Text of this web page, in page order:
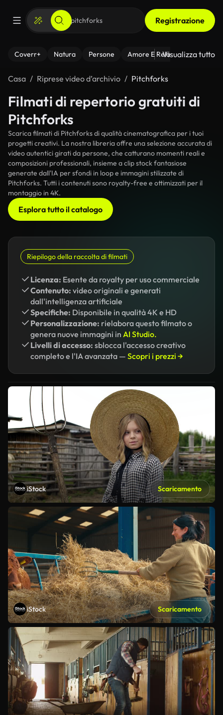
Registrazione
Coverr+ Natura Persone Amore E Relazioni Il
Visualizza tutto
Casa Riprese video d’archivio Pitchforks
Filmati di repertorio gratuiti di
Pitchforks
Scarica filmati di Pitchforks di qualità cinematografica per i tuoi
progetti creativi. La nostra libreria offre una selezione accurata di
video autentici girati da persone, che catturano momenti reali e
composizioni professionali, insieme a clip stock fantasiose
generate dall'IA per sfondi in loop e immagini stilizzate di
Pitchforks. Tutti i contenuti sono royalty-free e ottimizzati per il
montaggio in 4K.
Esplora tutto il catalogo
Riepilogo della raccolta di filmati
Licenza: Esente da royalty per uso commerciale
Contenuto: video originali e generati
dall'intelligenza artificiale
Specifiche: Disponibile in qualità 4K e HD
Personalizzazione: rielabora questo filmato o
genera nuove immagini in AI Studio.
Livelli di accesso: sblocca l'accesso creativo
completo e l'IA avanzata — Scopri i prezzi →
iStock Scaricamento
iStock Scaricamento